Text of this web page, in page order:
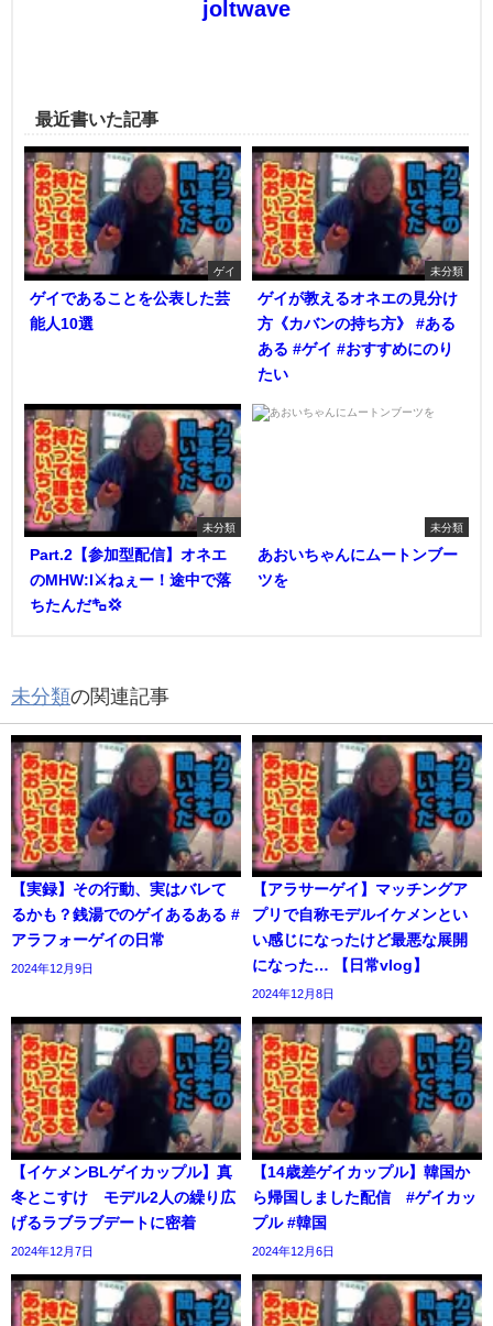
joltwave
最近書いた記事
ゲイ
ゲイであることを公表した芸
能人10選
未分類
ゲイが教えるオネエの見分け
方《カバンの持ち方》 #ある
ある #ゲイ #おすすめにのり
たい
未分類
Part.2【参加型配信】オネエ
のMHW:I⚔️ねぇー！途中で落
ちたんだ㌔💢
未分類
あおいちゃんにムートンブー
ツを
未分類の関連記事
【実録】その行動、実はバレて
るかも？銭湯でのゲイあるある #
アラフォーゲイの日常
2024年12月9日
【アラサーゲイ】マッチングア
プリで自称モデルイケメンとい
い感じになったけど最悪な展開
になった… 【日常vlog】
2024年12月8日
【イケメンBLゲイカップル】真
冬とこすけ モデル2人の繰り広
げるラブラブデートに密着
2024年12月7日
【14歳差ゲイカップル】韓国か
ら帰国しました配信 #ゲイカッ
プル #韓国
2024年12月6日